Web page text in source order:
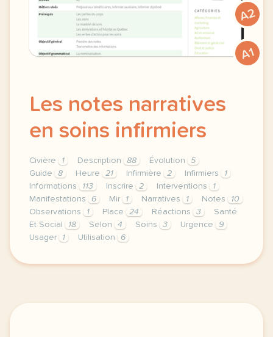
A2
A1
Les notes narratives
en soins infirmiers
Civière 1 Description 88 Évolution
5
Guide
8 Heure 21 Infirmière 2 Infirmiers
1
Informations
113 Inscrire 2 Interventions
1
Manifestations
6 Mir 1 Narratives 1 Notes
10
Observations
1 Place 24 Réactions 3
Santé
Et Social
18 Selon 4 Soins 3 Urgence
9
Usager
1 Utilisation 6
theme sante et social duree 150 minutes 2 h 30